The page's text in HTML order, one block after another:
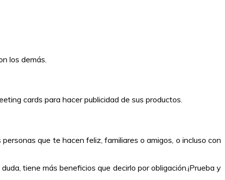
los demás.
cards para hacer publicidad de sus productos.
que te hacen feliz, familiares o amigos, o incluso con
tiene más beneficios que decirlo por obligación.¡Prueba y